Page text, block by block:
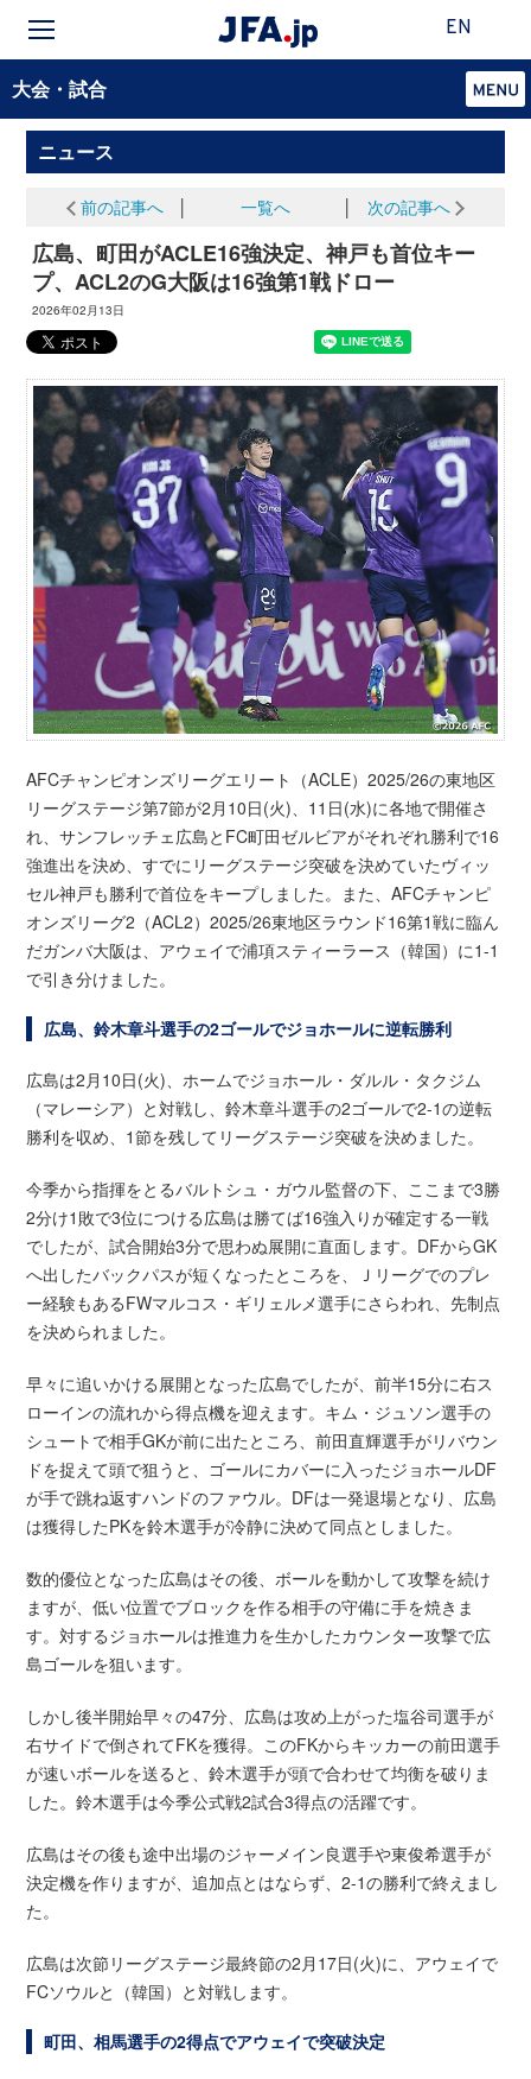
EN
大会・試合
ニュース
前の記事へ 一覧へ 次の記事へ
広島、町田がACLE16強決定、神戸も首位キー
プ、ACL2のG大阪は16強第1戦ドロー
2026年02月13日
AFCチャンピオンズリーグエリート（ACLE）2025/26の東地区
リーグステージ第7節が2月10日(火)、11日(水)に各地で開催さ
れ、サンフレッチェ広島とFC町田ゼルビアがそれぞれ勝利で16
強進出を決め、すでにリーグステージ突破を決めていたヴィッ
セル神戸も勝利で首位をキープしました。また、AFCチャンピ
オンズリーグ2（ACL2）2025/26東地区ラウンド16第1戦に臨ん
だガンバ大阪は、アウェイで浦項スティーラース（韓国）に1-1
で引き分けました。
広島、鈴木章斗選手の2ゴールでジョホールに逆転勝利
広島は2月10日(火)、ホームでジョホール・ダルル・タクジム
（マレーシア）と対戦し、鈴木章斗選手の2ゴールで2-1の逆転
勝利を収め、1節を残してリーグステージ突破を決めました。
今季から指揮をとるバルトシュ・ガウル監督の下、ここまで3勝
2分け1敗で3位につける広島は勝てば16強入りが確定する一戦
でしたが、試合開始3分で思わぬ展開に直面します。DFからGK
へ出したバックパスが短くなったところを、Ｊリーグでのプレ
ー経験もあるFWマルコス・ギリェルメ選手にさらわれ、先制点
を決められました。
早々に追いかける展開となった広島でしたが、前半15分に右ス
ローインの流れから得点機を迎えます。キム・ジュソン選手の
シュートで相手GKが前に出たところ、前田直輝選手がリバウン
ドを捉えて頭で狙うと、ゴールにカバーに入ったジョホールDF
が手で跳ね返すハンドのファウル。DFは一発退場となり、広島
は獲得したPKを鈴木選手が冷静に決めて同点としました。
数的優位となった広島はその後、ボールを動かして攻撃を続け
ますが、低い位置でブロックを作る相手の守備に手を焼きま
す。対するジョホールは推進力を生かしたカウンター攻撃で広
島ゴールを狙います。
しかし後半開始早々の47分、広島は攻め上がった塩谷司選手が
右サイドで倒されてFKを獲得。このFKからキッカーの前田選手
が速いボールを送ると、鈴木選手が頭で合わせて均衡を破りま
した。鈴木選手は今季公式戦2試合3得点の活躍です。
広島はその後も途中出場のジャーメイン良選手や東俊希選手が
決定機を作りますが、追加点とはならず、2-1の勝利で終えまし
た。
広島は次節リーグステージ最終節の2月17日(火)に、アウェイで
FCソウルと（韓国）と対戦します。
町田、相馬選手の2得点でアウェイで突破決定